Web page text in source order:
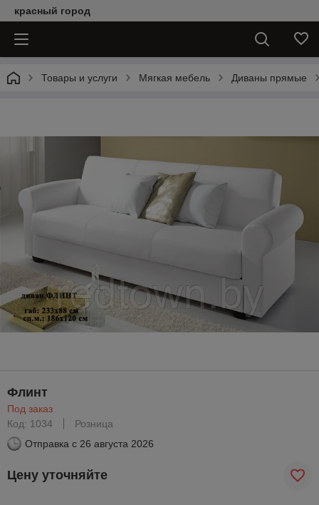
красный город
Товары и услуги Мягкая мебель Диваны прямые
Флинт
Под заказ
Код: 1034
Розница
Отправка с 26 августа 2026
Цену уточняйте